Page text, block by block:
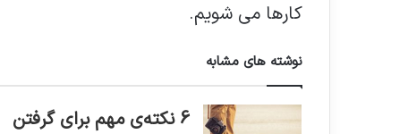
کارها می شویم.
نوشته های مشابه
6 نکته‌ی مهم برای گرفتن